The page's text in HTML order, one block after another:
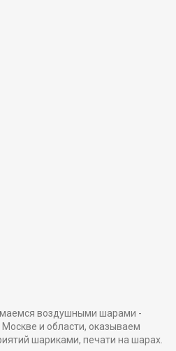
воздушными шарами -
и области, оказываем
шариками, печати на шарах.